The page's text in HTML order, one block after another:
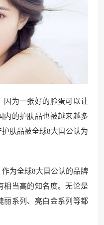
因为一张好的脸蛋可以让
内的护肤品也被越来越多
肤品被全球8大国公认为
为全球8大国公认的品牌
相当高的知名度。无论是
丽系列、亮白金系列等都